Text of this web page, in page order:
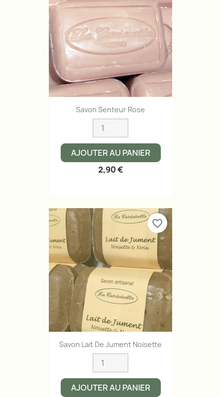
Savon Senteur Rose
AJOUTER AU PANIER
2,90 €
Savon Lait De Jument Noisette
AJOUTER AU PANIER
favorite_border